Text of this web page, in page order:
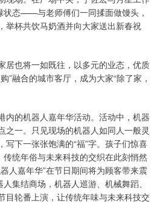
状态——与老师傅们一同揉面做馒头，
举杯共饮马奶酒并向大家送出新春祝
居也将一如既往，以多元的业态，优质
”融合的城市客厅，成为大家“除了家，
内的机器人嘉年华活动。活动中，机器
之一。只见现场的机器人如同人一般灵
写下一张张饱满的“福”字。孩子们惊喜
传统年俗与未来科技的交织在此刻悄然
人嘉年华”在节日期间将为顾客带来震
集结商场，机器人巡游、机械舞蹈、
目轮番上演，让传统年味与未来科技交